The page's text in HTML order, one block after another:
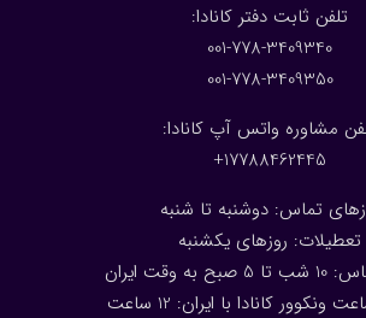
:تلفن ثابت دفتر کانادا
001-778-3409340
001-778-3409350
مشاوره واتس آپ کانادا:
17788462445+
تماس: دوشنبه تا شنبه
تعطیلات: روزهای یکشنبه
وقت ایران
ونکوور کانادا با ایران: 1 2 ساعت